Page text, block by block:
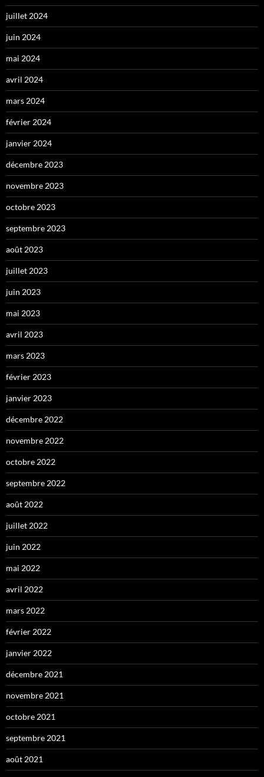
juillet 2024
juin 2024
mai 2024
avril 2024
mars 2024
février 2024
janvier 2024
décembre 2023
novembre 2023
octobre 2023
septembre 2023
août 2023
juillet 2023
juin 2023
mai 2023
avril 2023
mars 2023
février 2023
janvier 2023
décembre 2022
novembre 2022
octobre 2022
septembre 2022
août 2022
juillet 2022
juin 2022
mai 2022
avril 2022
mars 2022
février 2022
janvier 2022
décembre 2021
novembre 2021
octobre 2021
septembre 2021
août 2021